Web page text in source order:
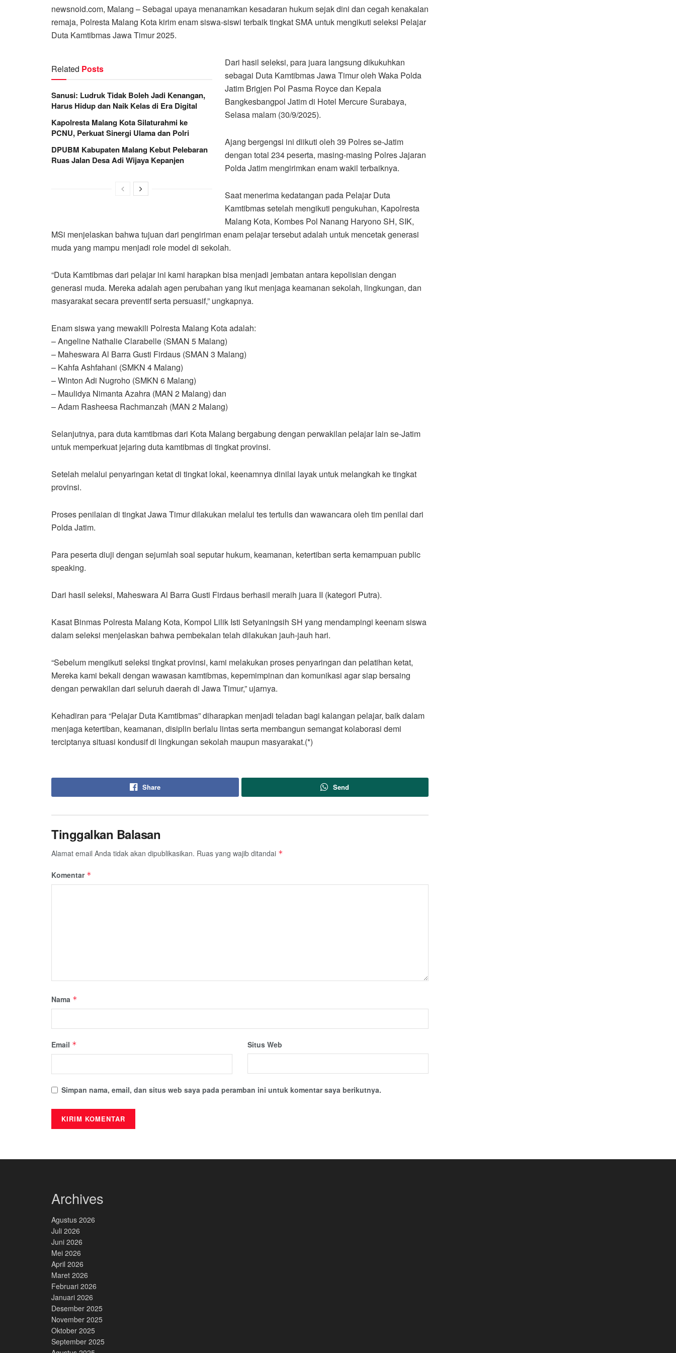
newsnoid.com, Malang – Sebagai upaya menanamkan kesadaran hukum sejak dini dan cegah kenakalan
remaja, Polresta Malang Kota kirim enam siswa-siswi terbaik tingkat SMA untuk mengikuti seleksi Pelajar
Duta Kamtibmas Jawa Timur 2025.
Related Posts
Sanusi: Ludruk Tidak Boleh Jadi Kenangan,
Harus Hidup dan Naik Kelas di Era Digital
Kapolresta Malang Kota Silaturahmi ke
PCNU, Perkuat Sinergi Ulama dan Polri
DPUBM Kabupaten Malang Kebut Pelebaran
Ruas Jalan Desa Adi Wijaya Kepanjen
Dari hasil seleksi, para juara langsung dikukuhkan
sebagai Duta Kamtibmas Jawa Timur oleh Waka Polda
Jatim Brigjen Pol Pasma Royce dan Kepala
Bangkesbangpol Jatim di Hotel Mercure Surabaya,
Selasa malam (30/9/2025).
Ajang bergengsi ini diikuti oleh 39 Polres se-Jatim
dengan total 234 peserta, masing-masing Polres Jajaran
Polda Jatim mengirimkan enam wakil terbaiknya.
Saat menerima kedatangan pada Pelajar Duta
Kamtibmas setelah mengikuti pengukuhan, Kapolresta
Malang Kota, Kombes Pol Nanang Haryono SH, SIK,
MSi menjelaskan bahwa tujuan dari pengiriman enam pelajar tersebut adalah untuk mencetak generasi
muda yang mampu menjadi role model di sekolah.
“Duta Kamtibmas dari pelajar ini kami harapkan bisa menjadi jembatan antara kepolisian dengan
generasi muda. Mereka adalah agen perubahan yang ikut menjaga keamanan sekolah, lingkungan, dan
masyarakat secara preventif serta persuasif,” ungkapnya.
Enam siswa yang mewakili Polresta Malang Kota adalah:
– Angeline Nathalie Clarabelle (SMAN 5 Malang)
– Maheswara Al Barra Gusti Firdaus (SMAN 3 Malang)
– Kahfa Ashfahani (SMKN 4 Malang)
– Winton Adi Nugroho (SMKN 6 Malang)
– Maulidya Nimanta Azahra (MAN 2 Malang) dan
– Adam Rasheesa Rachmanzah (MAN 2 Malang)
Selanjutnya, para duta kamtibmas dari Kota Malang bergabung dengan perwakilan pelajar lain se-Jatim
untuk memperkuat jejaring duta kamtibmas di tingkat provinsi.
Setelah melalui penyaringan ketat di tingkat lokal, keenamnya dinilai layak untuk melangkah ke tingkat
provinsi.
Proses penilaian di tingkat Jawa Timur dilakukan melalui tes tertulis dan wawancara oleh tim penilai dari
Polda Jatim.
Para peserta diuji dengan sejumlah soal seputar hukum, keamanan, ketertiban serta kemampuan public
speaking.
Dari hasil seleksi, Maheswara Al Barra Gusti Firdaus berhasil meraih juara II (kategori Putra).
Kasat Binmas Polresta Malang Kota, Kompol Lilik Isti Setyaningsih SH yang mendampingi keenam siswa
dalam seleksi menjelaskan bahwa pembekalan telah dilakukan jauh-jauh hari.
“Sebelum mengikuti seleksi tingkat provinsi, kami melakukan proses penyaringan dan pelatihan ketat,
Mereka kami bekali dengan wawasan kamtibmas, kepemimpinan dan komunikasi agar siap bersaing
dengan perwakilan dari seluruh daerah di Jawa Timur,” ujarnya.
Kehadiran para “Pelajar Duta Kamtibmas” diharapkan menjadi teladan bagi kalangan pelajar, baik dalam
menjaga ketertiban, keamanan, disiplin berlalu lintas serta membangun semangat kolaborasi demi
terciptanya situasi kondusif di lingkungan sekolah maupun masyarakat.(*)
Share Send
Tinggalkan Balasan
Alamat email Anda tidak akan dipublikasikan. Ruas yang wajib ditandai *
Komentar *
Nama *
Email * Situs Web
Simpan nama, email, dan situs web saya pada peramban ini untuk komentar saya berikutnya.
Archives
Agustus 2026
Juli 2026
Juni 2026
Mei 2026
April 2026
Maret 2026
Februari 2026
Januari 2026
Desember 2025
November 2025
Oktober 2025
September 2025